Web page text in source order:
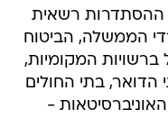
ההסתדרות רשאית
הממשלה, הביטוח
ברשויות המקומיות,
הדואר, בתי החולים
-